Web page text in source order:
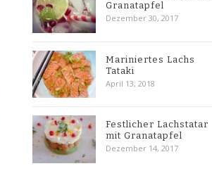
Granatapfel
Dezember 30, 2017
Mariniertes Lachs
Tataki
April 13, 2018
Festlicher Lachstatar
mit Granatapfel
Dezember 14, 2017